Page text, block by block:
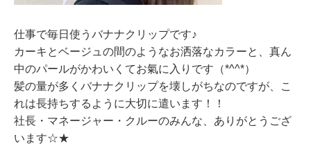
仕事で毎日使うバナナクリップです♪
カーキとベージュの間のようなお洒落なカラーと、真ん
中のパールがかわいくてお氣に入りです（*^^*）
髪の量が多くバナナクリップを壊しがちなのですが、こ
れは長持ちするように大切に遣います！！
社長・マネージャー・クルーのみんな、ありがとうござ
います☆★